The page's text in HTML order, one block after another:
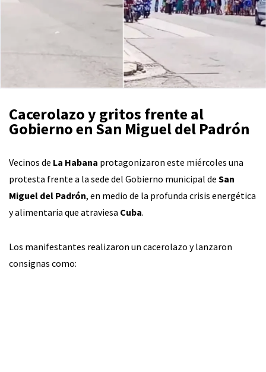
Cacerolazo y gritos frente al
Gobierno en San Miguel del Padrón
Vecinos de La Habana protagonizaron este miércoles una
protesta frente a la sede del Gobierno municipal de San
Miguel del Padrón, en medio de la profunda crisis energética
y alimentaria que atraviesa Cuba.
Los manifestantes realizaron un cacerolazo y lanzaron
consignas como: